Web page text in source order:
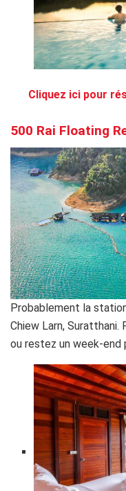
Cliquez ici pour
500 Rai Floating
Probablement la
Chiew Larn, Suratthani.
ou restez un week-end